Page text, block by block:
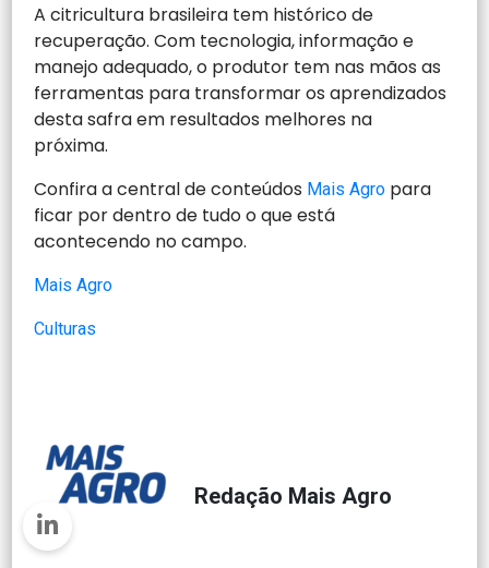
A citricultura brasileira tem histórico de
recuperação. Com tecnologia, informação e
manejo adequado, o produtor tem nas mãos as
ferramentas para transformar os aprendizados
desta safra em resultados melhores na
próxima.
Confira a central de conteúdos Mais Agro para
ficar por dentro de tudo o que está
acontecendo no campo.
Mais Agro
Culturas
Redação Mais Agro